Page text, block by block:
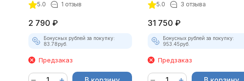
5.0 1 отзыв
2 790 ₽
Бонусных рублей за покупку:
83.78руб.
Предзаказ
5.0 3 отзыва
31 750 ₽
Бонусных рублей за покупку:
953.45руб.
Предзаказ